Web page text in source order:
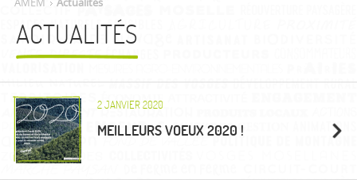
AMEM Actualités
ACTUALITÉS
2 JANVIER 2020
MEILLEURS VOEUX 2020 !